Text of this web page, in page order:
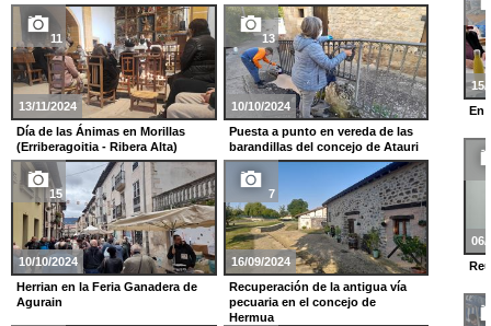
11
13/11/2024
Día de las Ánimas en Morillas
(Erriberagoitia - Ribera Alta)
13
10/10/2024
Puesta a punto en vereda de las
barandillas del concejo de Atauri
15
10/10/2024
Herrian en la Feria Ganadera de
Agurain
7
16/09/2024
Recuperación de la antigua vía
pecuaria en el concejo de
Hermua
15/
En
06/